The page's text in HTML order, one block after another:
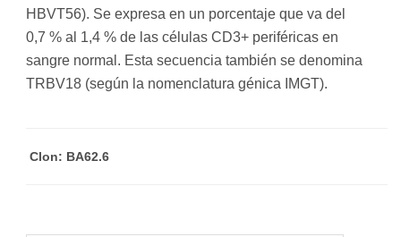
HBVT56). Se expresa en un porcentaje que va del
0,7 % al 1,4 % de las células CD3+ periféricas en
sangre normal. Esta secuencia también se denomina
TRBV18 (según la nomenclatura génica IMGT).
Clon: BA62.6